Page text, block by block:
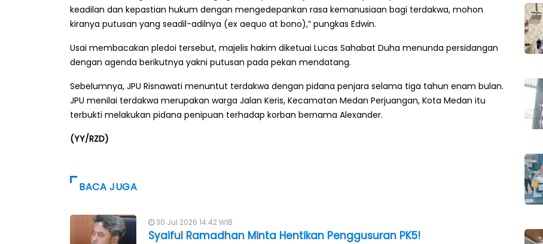
keadilan dan kepastian hukum dengan mengedepankan rasa kemanusiaan bagi terdakwa, mohon
kiranya putusan yang seadil-adilnya (ex aequo at bono),” pungkas Edwin.
Usai membacakan pledoi tersebut, majelis hakim diketuai Lucas Sahabat Duha menunda persidangan
dengan agenda berikutnya yakni putusan pada pekan mendatang.
Sebelumnya, JPU Risnawati menuntut terdakwa dengan pidana penjara selama tiga tahun enam bulan.
JPU menilai terdakwa merupakan warga Jalan Keris, Kecamatan Medan Perjuangan, Kota Medan itu
terbukti melakukan pidana penipuan terhadap korban bernama Alexander.
(YY/RZD)
BACA JUGA
30 Jul 2026 14:42 WIB
Syaiful Ramadhan Minta Hentikan Penggusuran PK5!